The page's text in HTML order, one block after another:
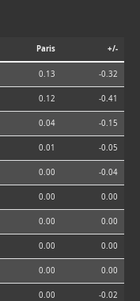
Paris +/-
0.13 -0.32
0.12 -0.41
0.04 -0.15
0.01 -0.05
0.00 -0.04
0.00 0.00
0.00 0.00
0.00 0.00
0.00 0.00
0.00 -0.02